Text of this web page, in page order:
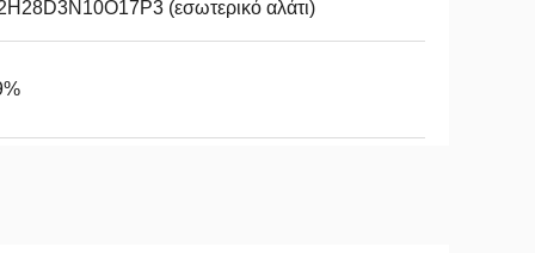
(εσωτερικό αλάτι)